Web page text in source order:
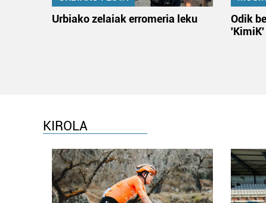
Urbiako zelaiak erromeria leku
Odik
'KimiK'
KIROLA